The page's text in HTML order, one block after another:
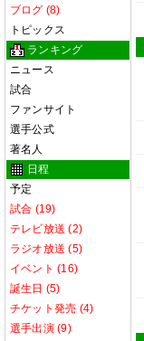
ブログ (8)
トピックス
ランキング
ニュース
試合
ファンサイト
選手公式
著名人
日程
予定
試合 (19)
テレビ放送 (2)
ラジオ放送 (5)
イベント (16)
誕生日 (5)
チケット発売 (4)
選手出演 (9)